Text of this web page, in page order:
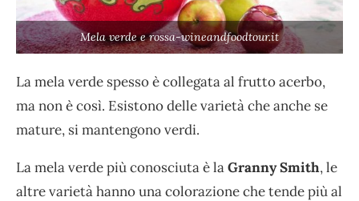
Mela verde e rossa-wineandfoodtour.it
La mela verde spesso è collegata al frutto acerbo,
ma non è così. Esistono delle varietà che anche se
mature, si mantengono verdi.
La mela verde più conosciuta è laGranny Smith, le
altre varietà hanno una colorazione che tende più al